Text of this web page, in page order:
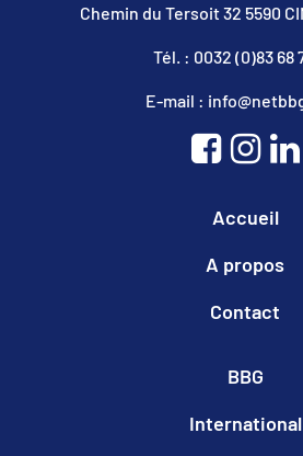
Chemin du Tersoit 32 5590
Tél. : 0032 (0)83 68
E-mail :
Accueil
A propos
Contact
BBG
International